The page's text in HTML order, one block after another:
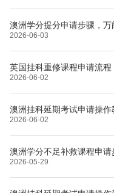
澳洲学分提分申请步骤，
2026-06-03
英国挂科重修课程申请流
2026-06-02
澳洲挂科延期考试申请操
2026-06-02
澳洲学分不足补救课程申请
2026-05-29